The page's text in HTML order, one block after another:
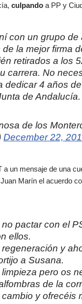
culpando a PP y
con un grupo de
la mejor firma
retirados a los
carrera. No
dedicar 4 años
de
de los
December 22,
a un mensaje de una
Marín el acuerdo
pactar con el
ellos.
y
a Susana.
pero os
de la
y ofrecéis